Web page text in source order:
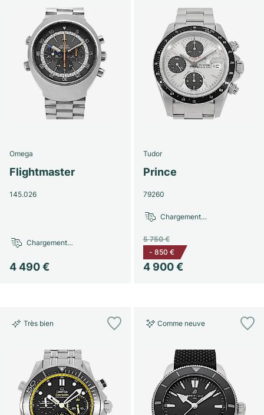
Omega
Flightmaster
145.026
4 490 €
Chargement…
Tudor
Prince
79260
4 900 €
5 750 €
- 850 €
Chargement…
Très bien Comme neuve